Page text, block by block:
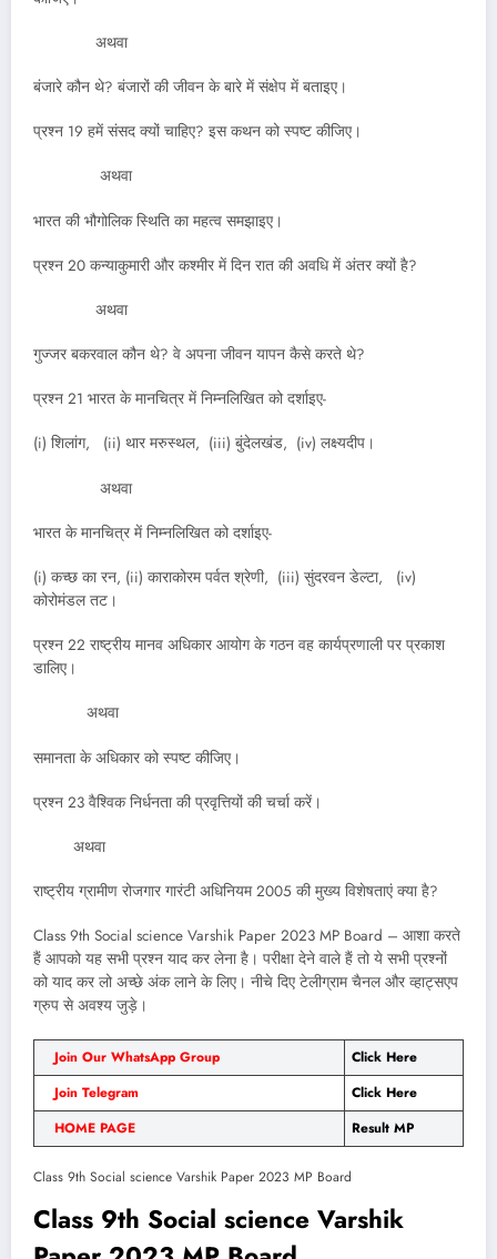
अथवा
बंजारे कौन थे? बंजारों की जीवन के बारे में संक्षेप में बताइए।
प्रश्न 19 हमें संसद क्यों चाहिए? इस कथन को स्पष्ट कीजिए।
अथवा
भारत की भौगोलिक स्थिति का महत्व समझाइए।
प्रश्न 20 कन्याकुमारी और कश्मीर में दिन रात की अवधि में अंतर क्यों है?
अथवा
गुज्जर बकरवाल कौन थे? वे अपना जीवन यापन कैसे करते थे?
प्रश्न 21 भारत के मानचित्र में निम्नलिखित को दर्शाइए-
(i) शिलांग, (ii) थार मरुस्थल, (iii) बुंदेलखंड, (iv) लक्ष्यदीप।
अथवा
भारत के मानचित्र में निम्नलिखित को दर्शाइए-
(i) कच्छ का रन, (ii) काराकोरम पर्वत श्रेणी, (iii) सुंदरवन डेल्टा, (iv)
कोरोमंडल तट।
प्रश्न 22 राष्ट्रीय मानव अधिकार आयोग के गठन वह कार्यप्रणाली पर प्रकाश
डालिए।
अथवा
समानता के अधिकार को स्पष्ट कीजिए।
प्रश्न 23 वैश्विक निर्धनता की प्रवृत्तियों की चर्चा करें।
अथवा
राष्ट्रीय ग्रामीण रोजगार गारंटी अधिनियम 2005 की मुख्य विशेषताएं क्या है?
Class 9th Social science Varshik Paper 2023 MP Board – आशा करते
हैं आपको यह सभी प्रश्न याद कर लेना है। परीक्षा देने वाले हैं तो ये सभी प्रश्नों
को याद कर लो अच्छे अंक लाने के लिए। नीचे दिए टेलीग्राम चैनल और व्हाट्सएप
ग्रुप से अवश्य जुड़े।
Join Our WhatsApp Group
Click Here
Join Telegram
Click Here
HOME PAGE
Result MP
Class 9th Social science Varshik Paper 2023 MP Board
Class 9th Social science Varshik